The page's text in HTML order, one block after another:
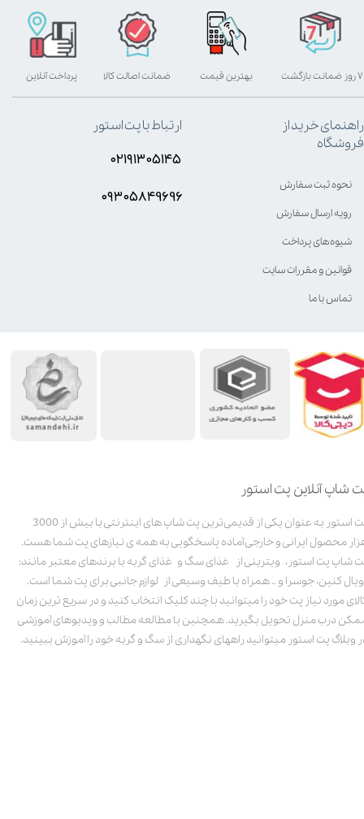
شاپ آنلاین پت استور
پت استور به عنوان یکی از قدیمی‌ترین پت شاپ های اینترنتی با بیش از 3000
محصول ایرانی و خارجی آماده پاسخگویی به همه ی نیازهای پت شما هست.
شاپ پت استور، ویترینی از غذای سگ و غذای گربه با برندهای معتبر مانند:
کنین، جوسرا و .. همراه با طیف وسیعی از لوازم جانبی برای پت شما است.
مورد نیاز پت خود را میتوانید با چند کلیک انتخاب کنید و در سریع ترین زمان
درب منزل تحویل بگیرید. همچنین با مطالعه مطالب و ویدیوهای آموزشی
وبلاگ پت استور میتوانید راههای نگهداری از سگ و گربه خود را آموزش ببینید.
بهترین قیمت پرداخت آنلاین ۷ روز ضمانت بازگشت ضمانت اصالت کالا
راهنمای خرید از
فروشگاه
نحوه ثبت سفارش
رویه ارسال سفارش
شیوه‌های پرداخت
قوانین و مقررات سایت
تماس با ما
ارتباط با پت استور
۰۲۱۹۱۳۰۵۱۴۵
۰۹۳۰۵8۴9696